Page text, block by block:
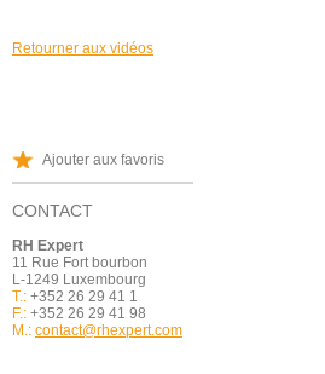
Retourner aux vidéos
Ajouter aux favoris
CONTACT
RH Expert
11 Rue Fort bourbon
L-1249 Luxembourg
T.: +352 26 29 41 1
F.: +352 26 29 41 98
M.: contact@rhexpert.com